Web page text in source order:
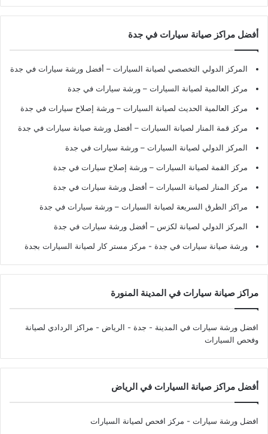
أفضل مراكز صيانة سيارات في جدة
المركز الدولي التخصصي لصيانة السيارات – أفضل ورشة سيارات في جدة
مركز العالمية لصيانة السيارات – ورشة سيارات في جدة
مركز العالمية الحديث لصيانة السيارات – ورشة إصلاح سيارات في جدة
مركز قمة المنار لصيانة السيارات – أفضل ورشة صيانة سيارات في جدة
المركز الدولي لصيانة السيارات – ورشة سيارات في جدة
مركز القمة لصيانة السيارات – ورشة إصلاح سيارات في جدة
مركز المنار لصيانة السيارات – أفضل ورشة سيارات في جدة
مراكز الطرق السريعة لصيانة السيارات – ورشة سيارات في جدة
المركز الدولي لصيانة لكزس – أفضل ورشة سيارات في جدة
ورشة صيانة سيارات في جدة - مركز مستر كار لصيانة السيارات بجدة
مراكز صيانة سيارات في المدينة المنورة
افضل ورشة سيارات في المدينة - جدة - الرياض - مراكز الردادي لصيانة
وفحص السيارات
أفضل مراكز صيانة السيارات في الرياض
افضل ورشة سيارات - مركز افحص لصيانة السيارات